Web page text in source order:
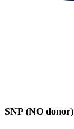
SNP (NO donor)